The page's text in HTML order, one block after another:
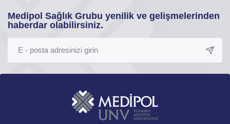
Medipol Sağlık Grubu yenilik ve gelişmelerinden
haberdar olabilirsiniz.